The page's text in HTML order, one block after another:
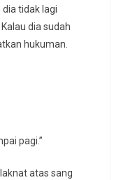
tidak lagi
dia sudah
hukuman.
pagi.”
atas sang